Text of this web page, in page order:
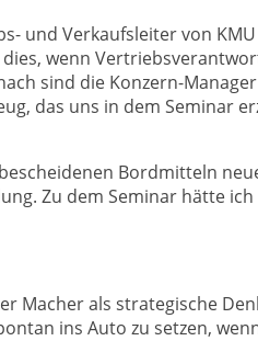
und Verkaufsleiter von
wenn
sind die Konzern-
das uns in dem Seminar
Bordmitteln
Zu dem Seminar hätte
Macher als strategische
ins Auto zu setzen,